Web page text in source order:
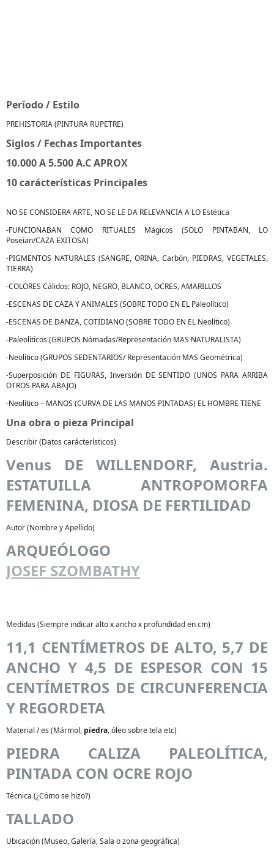
Período / Estilo
PREHISTORIA (PINTURA RUPETRE)
Siglos / Fechas Importantes
10.000 A 5.500 A.C APROX
10 carácterísticas Principales
NO SE CONSIDERA ARTE, NO SE LE DA RELEVANCIA A LO Estética
-FUNCIONABAN COMO RITUALES Mágicos (SOLO PINTABAN, LO
Poseían/CAZA EXITOSA)
-PIGMENTOS NATURALES (SANGRE, ORINA, Carbón, PIEDRAS, VEGETALES,
TIERRA)
-COLORES Cálidos: ROJO, NEGRO, BLANCO, OCRES, AMARILLOS
-ESCENAS DE CAZA Y ANIMALES (SOBRE TODO EN EL Paleolítico)
-ESCENAS DE DANZA, COTIDIANO (SOBRE TODO EN EL Neolítico)
-Paleolíticos (GRUPOS Nómadas/Representación MAS NATURALISTA)
-Neolítico (GRUPOS SEDENTARIOS/ Representación MAS Geométrica)
-Superposición DE FIGURAS, Inversión DE SENTIDO (UNOS PARA ARRIBA
OTROS PARA ABAJO)
-Neolítico – MANOS (CURVA DE LAS MANOS PINTADAS) EL HOMBRE TIENE
Una obra o pieza Principal
Describir (Datos carácterísticos)
Venus DE WILLENDORF, Austria.
ESTATUILLA ANTROPOMORFA
FEMENINA, DIOSA DE FERTILIDAD
Autor (Nombre y Apellido)
ARQUEÓLOGO
JOSEF SZOMBATHY
Medidas (Siempre indicar alto x ancho x profundidad en cm)
11,1 CENTÍMETROS DE ALTO, 5,7 DE
ANCHO Y 4,5 DE ESPESOR CON 15
CENTÍMETROS DE CIRCUNFERENCIA
Y REGORDETA
Material / es (Mármol, piedra, óleo sobre tela etc)
PIEDRA CALIZA PALEOLÍTICA,
PINTADA CON OCRE ROJO
Técnica (¿Cómo se hizo?)
TALLADO
Ubicación (Museo, Galería, Sala o zona geográfica)